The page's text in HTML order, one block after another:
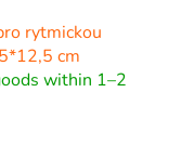
rytmickou
cm
within 1–2